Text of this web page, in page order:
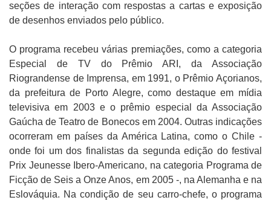
seções de interação com respostas a cartas e exposição
de desenhos enviados pelo público.
O programa recebeu várias premiações, como a categoria
Especial de TV do Prêmio ARI, da Associação
Riograndense de Imprensa, em 1991, o Prêmio Açorianos,
da prefeitura de Porto Alegre, como destaque em mídia
televisiva em 2003 e o prêmio especial da Associação
Gaúcha de Teatro de Bonecos em 2004. Outras indicações
ocorreram em países da América Latina, como o Chile -
onde foi um dos finalistas da segunda edição do festival
Prix Jeunesse Ibero-Americano, na categoria Programa de
Ficção de Seis a Onze Anos, em 2005 -, na Alemanha e na
Eslováquia. Na condição de seu carro-chefe, o programa